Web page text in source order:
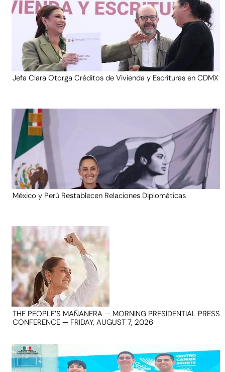
Jefa Clara Otorga Créditos de Vivienda y Escrituras en CDMX
México y Perú Restablecen Relaciones Diplomáticas
THE PEOPLE’S MAÑANERA — MORNING PRESIDENTIAL PRESS
CONFERENCE — FRIDAY, AUGUST 7, 2026